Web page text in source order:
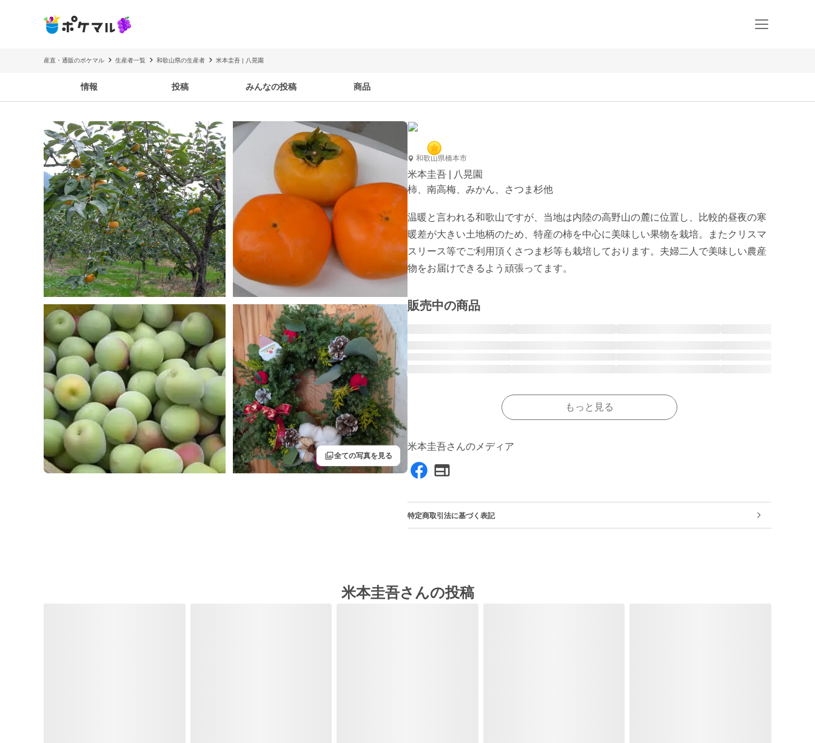
産直・通販のポケマル 生産者一覧 和歌山県の生産者 米本圭吾 | 八晃園
情報 投稿 みんなの投稿 商品
filter全ての写真を見る
和歌山県橋本市
米本圭吾 | 八晃園
柿、南高梅、みかん、さつま杉他
温暖と言われる和歌山ですが、当地は内陸の高野山の麓に位置し、比較的昼夜の寒
暖差が大きい土地柄のため、特産の柿を中心に美味しい果物を栽培。またクリスマ
スリース等でご利用頂くさつま杉等も栽培しております。夫婦二人で美味しい農産
販売中の商品
もっと見る
米本圭吾さんのメディア
特定商取引法に基づく表記
米本圭吾さんの投稿